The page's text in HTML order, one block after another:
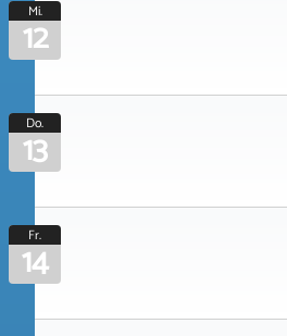
Mi.
12
Do.
13
Fr.
14